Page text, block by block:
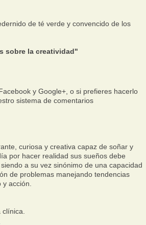
de té verde y convencido de los
sobre la creatividad"
y Google+, o si prefieres hacerlo
sistema de comentarios
curiosa y creativa capaz de soñar y
por hacer realidad sus sueños debe
a su vez sinónimo de una capacidad
de problemas manejando tendencias
acción.